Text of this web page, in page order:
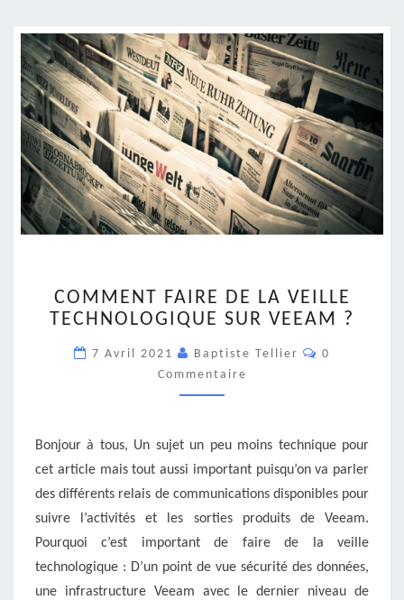
FAIRE
DE
VEILLE
TECHNOLOGIQUE
SUR
COMMENT FAIRE DE LA VEILLE
TECHNOLOGIQUE SUR VEEAM ?
7 Avril 2021 Baptiste Tellier
0
Commentaire
Bonjour à tous, Un sujet un peu moins technique pour
cet article mais tout aussi important puisqu’on va parler
des différents relais de communications disponibles pour
suivre l’activités et les sorties produits de Veeam.
Pourquoi c’est important de faire de la veille
technologique : D’un point de vue sécurité des données,
une infrastructure Veeam avec le dernier niveau de